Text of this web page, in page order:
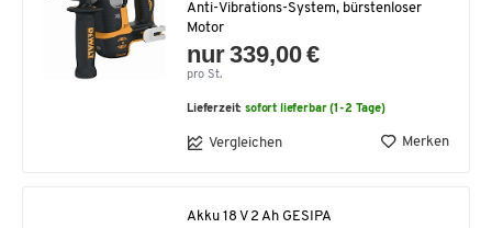
Anti-Vibrations-System, bürstenloser
Motor
nur 339,00 €
pro St.
Lieferzeit:sofort lieferbar (1-2 Tage)
Vergleichen Merken
Akku 18 V 2 Ah GESIPA